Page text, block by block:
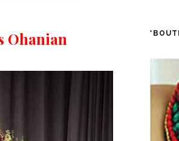
Ohanian